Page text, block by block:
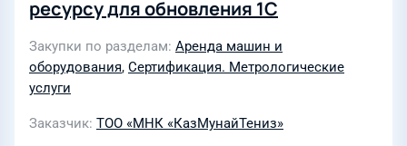
ресурсу для обновления 1С
Закупки по разделам Аренда машин и
оборудования, Сертификация. Метрологические
услуги
Заказчик ТОО «МНК «КазМунайТениз»